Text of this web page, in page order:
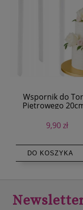
Wspornik do
Piętrowego
9,90 zł
DO KOSZYKA